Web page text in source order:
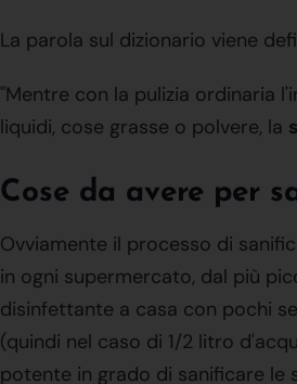
La parola sul dizionario viene
"Mentre con la pulizia ordinaria
liquidi, cose grasse o polvere, la
Cose da avere per
Ovviamente il processo di
in ogni supermercato, dal più
disinfettante a casa con pochi
(quindi nel caso di 1/2 litro
potente in grado di sanificare le